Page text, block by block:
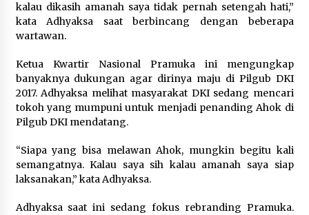
Tagihan Air Tanpa Pemakaian,
Pengelolaan , Perumdam TKR
Didesak Transparan
7 Agustus 2026
Sarana PAUD Diperkuat, Tangsel
Dorong Angka Partisipasi Sekolah
Terus Meningkat
7 Agustus 2026
kalau dikasih amanah saya tidak pernah setengah hati,”
kata Adhyaksa saat berbincang dengan beberapa
wartawan.
Ketua Kwartir Nasional Pramuka ini mengungkap
banyaknya dukungan agar dirinya maju di Pilgub DKI
2017. Adhyaksa melihat masyarakat DKI sedang mencari
tokoh yang mumpuni untuk menjadi penanding Ahok di
Pilgub DKI mendatang.
“Siapa yang bisa melawan Ahok, mungkin begitu kali
semangatnya. Kalau saya sih kalau amanah saya siap
laksanakan,” kata Adhyaksa.
Adhyaksa saat ini sedang fokus rebranding Pramuka.